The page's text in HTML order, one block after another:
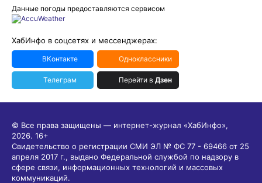
Данные погоды предоставляются сервисом
ХабИнфо в соцсетях и мессенджерах:
ВКонтакте Одноклассники
Телеграм Перейти в Дзен
© Все права защищены — интернет-журнал «ХабИнфо»,
2026. 16+
Свидетельство о регистрации СМИ ЭЛ № ФС 77 - 69466 от 25
апреля 2017 г., выдано Федеральной службой по надзору в
сфере связи, информационных технологий и массовых
коммуникаций.